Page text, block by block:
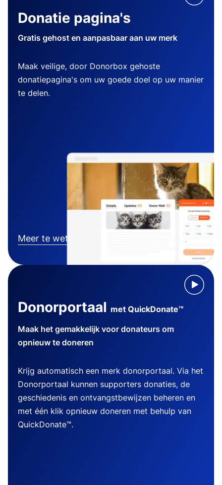
Donatie pagina's
Gratis gehost en aanpasbaar aan uw merk
Maak veilige, door Donorbox gehoste
donatiepagina's om uw goede doel op uw manier
te delen.
Meer te weten komen
Donorportaal met QuickDonate™
Maak het gemakkelijk voor donateurs om
opnieuw te doneren
Krijg automatisch een merk donorportaal. Via het
Donorportaal kunnen supporters donaties, de
geschiedenis en ontvangstbewijzen beheren en
met één klik opnieuw doneren met behulp van
QuickDonate™.